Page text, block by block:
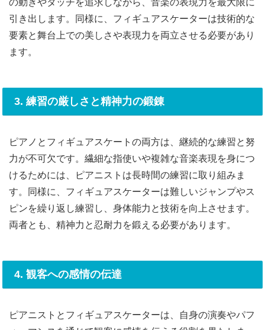
引き出します。同様に、フィギュアスケーターは技術的な
要素と舞台上での美しさや表現力を両立させる必要があり
ます。
3. 練習の厳しさと精神力の鍛錬
ピアノとフィギュアスケートの両方は、継続的な練習と努
力が不可欠です。繊細な指使いや複雑な音楽表現を身につ
けるためには、ピアニストは長時間の練習に取り組みま
す。同様に、フィギュアスケーターは難しいジャンプやス
ピンを繰り返し練習し、身体能力と技術を向上させます。
両者とも、精神力と忍耐力を鍛える必要があります。
4. 観客への感情の伝達
ピアニストとフィギュアスケーターは、自身の演奏やパフ